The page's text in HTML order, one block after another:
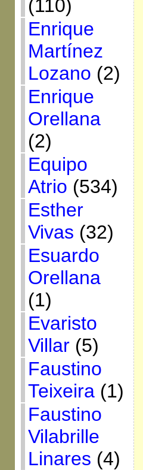
(110)
Enrique
Martínez
Lozano (2)
Enrique
Orellana
(2)
Equipo
Atrio (534)
Esther
Vivas (32)
Esuardo
Orellana
(1)
Evaristo
Villar(5)
Faustino
Teixeira(1)
Faustino
Vilabrille
Linares (4)